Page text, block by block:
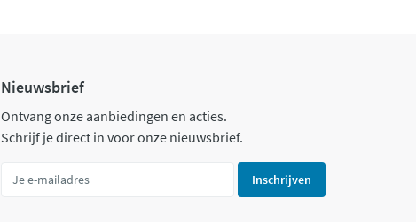
Nieuwsbrief
Ontvang onze aanbiedingen en acties.
Schrijf je direct in voor onze nieuwsbrief.
Inschrijven